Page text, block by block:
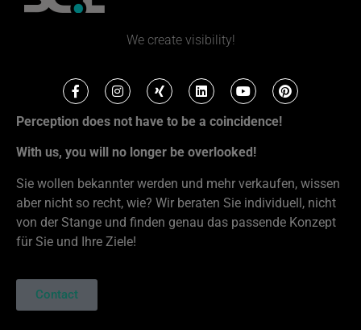
We create visibility!
Perception does not have to be a coincidence!
With us, you will no longer be overlooked!
Sie wollen bekannter werden und mehr verkaufen, wissen
aber nicht so recht, wie? Wir beraten Sie individuell, nicht
von der Stange und finden genau das passende Konzept
für Sie und Ihre Ziele!
Contact